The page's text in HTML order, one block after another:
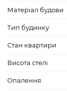
Матеріал будови
Тип будинку
Стан квартири
Висота стелі
Опалення